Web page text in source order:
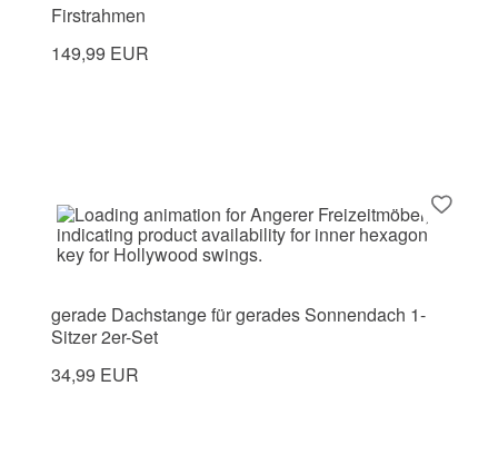
Firstrahmen
149,99 EUR
gerade Dachstange für gerades Sonnendach 1-
Sitzer 2er-Set
34,99 EUR